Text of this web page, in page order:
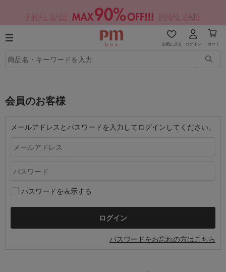
お気に入り ログイン カート
会員のお客様
メールアドレスとパスワードを入力してログインしてください。
パスワードを表示する
パスワードをお忘れの方はこちら